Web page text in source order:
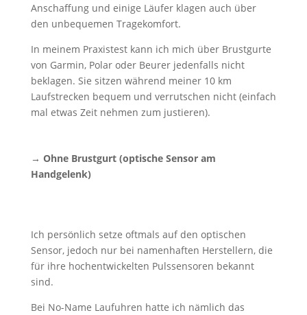
Anschaffung und einige Läufer klagen auch über
den unbequemen Tragekomfort.
In meinem Praxistest kann ich mich über Brustgurte
von Garmin, Polar oder Beurer jedenfalls nicht
beklagen. Sie sitzen während meiner 10 km
Laufstrecken bequem und verrutschen nicht (einfach
mal etwas Zeit nehmen zum justieren).
→ Ohne Brustgurt (optische Sensor am
Handgelenk)
Ich persönlich setze oftmals auf den optischen
Sensor, jedoch nur bei namenhaften Herstellern, die
für ihre hochentwickelten Pulssensoren bekannt
sind.
Bei No-Name Laufuhren hatte ich nämlich das